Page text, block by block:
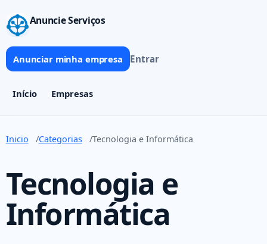
Anuncie Serviços
Início Empresas
Anunciar minha empresa Entrar
Inicio Categorias Tecnologia e Informática
Tecnologia e
Informática